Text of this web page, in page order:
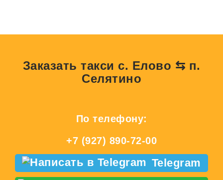
Заказать такси с. Елово ⇆ п.
Селятино
По телефону:
+7 (927) 890-72-00
Telegram